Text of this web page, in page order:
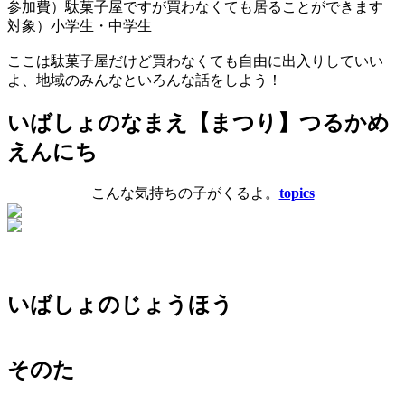
参加費）駄菓子屋ですが買わなくても居ることができます
対象）小学生・中学生
ここは駄菓子屋だけど買わなくても自由に出入りしていい
よ、地域のみんなといろんな話をしよう！
いばしょのなまえ
【まつり】つるかめ
えんにち
こんな気持ちの子がくるよ。 topics
いばしょのじょうほう
そのた